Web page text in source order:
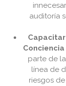
auditoría
parte de
línea de
riesgos